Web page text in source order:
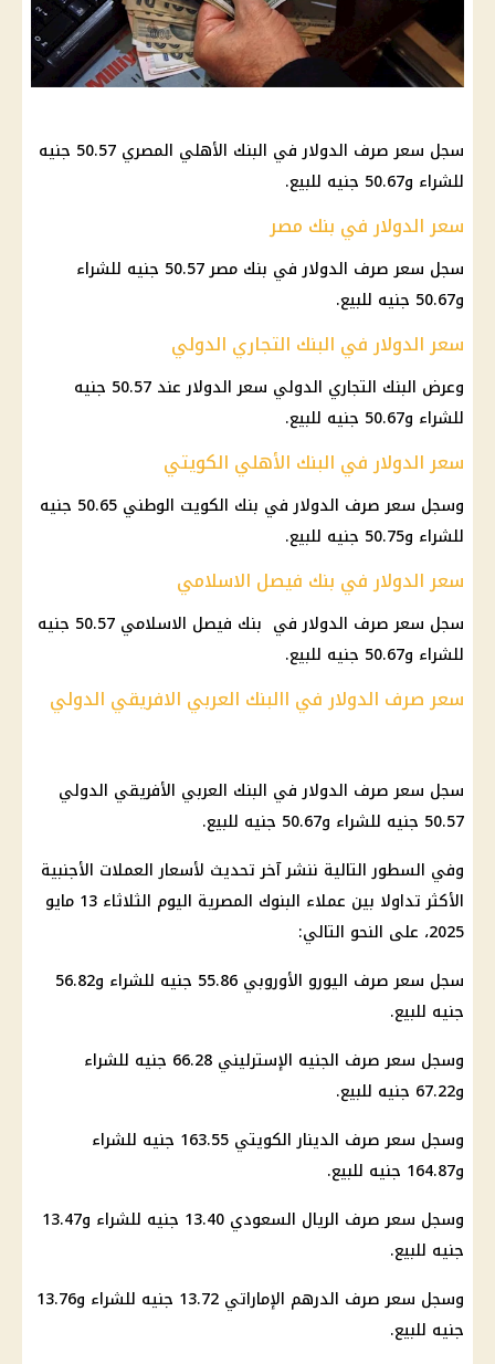
سجل سعر صرف الدولار في البنك الأهلي المصري 50.57 جنيه
للشراء و50.67 جنيه للبيع.
سعر الدولار في بنك مصر
سجل سعر صرف الدولار في بنك مصر 50.57 جنيه للشراء
و50.67 جنيه للبيع.
سعر الدولار في البنك التجاري الدولي
وعرض البنك التجاري الدولي سعر الدولار عند 50.57 جنيه
للشراء و50.67 جنيه للبيع.
سعر الدولار في البنك الأهلي الكويتي
وسجل سعر صرف الدولار في بنك الكويت الوطني 50.65 جنيه
للشراء و50.75 جنيه للبيع.
سعر الدولار في بنك فيصل الاسلامي
سجل سعر صرف الدولار في بنك فيصل الاسلامي 50.57 جنيه
للشراء و50.67 جنيه للبيع.
سعر صرف الدولار في االبنك العربي الافريقي الدولي
سجل سعر صرف الدولار في البنك العربي الأفريقي الدولي
50.57 جنيه للشراء و50.67 جنيه للبيع.
وفي السطور التالية ننشر آخر تحديث لأسعار العملات الأجنبية
الأكثر تداولا بين عملاء البنوك المصرية اليوم الثلاثاء 13 مايو
2025، على النحو التالي:
سجل سعر صرف اليورو الأوروبي 55.86 جنيه للشراء و56.82
جنيه للبيع.
وسجل سعر صرف الجنيه الإسترليني 66.28 جنيه للشراء
و67.22 جنيه للبيع.
وسجل سعر صرف الدينار الكويتي 163.55 جنيه للشراء
و164.87 جنيه للبيع.
وسجل سعر صرف الريال السعودي 13.40 جنيه للشراء و13.47
جنيه للبيع.
وسجل سعر صرف الدرهم الإماراتي 13.72 جنيه للشراء و13.76
جنيه للبيع.